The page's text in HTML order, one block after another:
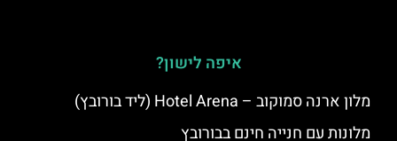
איפה לישון?
מלון ארנה סמוקוב – Hotel Arena (ליד בורובץ)
מלונות עם חנייה חינם בבורובץ